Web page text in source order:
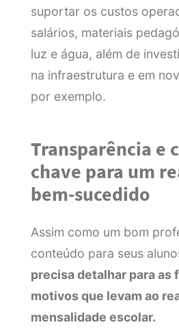
suportar os custos
salários, materiais
luz e água, além de
na infraestrutura e em
por exemplo.
Transparência e
chave para um
bem-sucedido
Assim como um bom
conteúdo para seus
precisa detalhar para as
motivos que levam ao
mensalidade escolar.